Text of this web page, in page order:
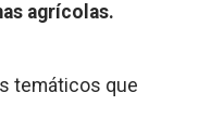
agrícolas.
temáticos que